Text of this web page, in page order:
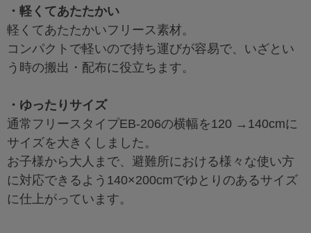
・軽くてあたたかい
軽くてあたたかいフリース素材。
コンパクトで軽いので持ち運びが容易で、いざとい
う時の搬出・配布に役立ちます。
・ゆったりサイズ
通常フリースタイプEB-206の横幅を120 →140cmに
サイズを大きくしました。
お子様から大人まで、避難所における様々な使い方
に対応できるよう140×200cmでゆとりのあるサイズ
に仕上がっています。